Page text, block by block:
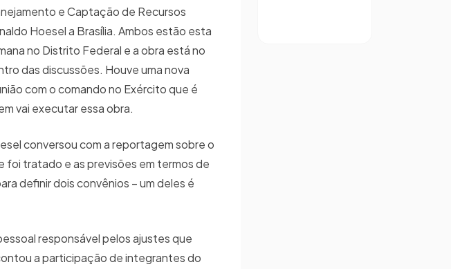
e Captação de Recursos
Hoesel a Brasília. Ambos estão esta
no Distrito Federal e a obra está no
das discussões. Houve uma nova
com o comando no Exército que é
vai executar essa obra.
conversou com a reportagem sobre o
foi tratado e as previsões em termos de
definir dois convênios – um deles é
responsável pelos ajustes que
a participação de integrantes do